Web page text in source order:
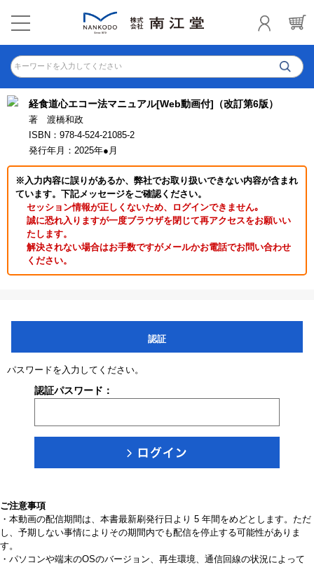
キーワードを入力してください
経食道心エコー法マニュアル[Web動画付]（改訂第6版）
著 渡橋和政
ISBN：978-4-524-21085-2
発行年月：2025年●月
※入力内容に誤りがあるか、弊社でお取り扱いできない内容が含まれ
ています。下記メッセージをご確認ください。
セッション情報が正しくないため、ログインできません｡
誠に恐れ入りますが一度ブラウザを閉じて再アクセスをお願いい
たします。
解決されない場合はお手数ですがメールかお電話でお問い合わせ
ください。
認証
パスワードを入力してください。
認証パスワード：
ご注意事項
・本動画の配信期間は、本書最新刷発行日より 5 年間をめどとします。ただ
し、予期しない事情によりその期間内でも配信を停止する可能性がありま
す。
・パソコンや端末のOSのバージョン、再生環境、通信回線の状況によって